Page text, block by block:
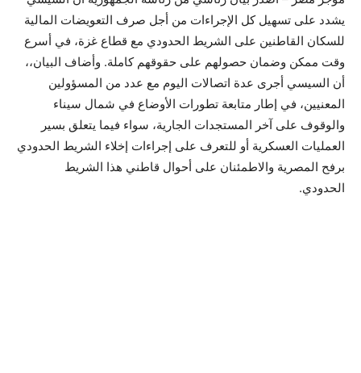
يشدد على تسهيل كل الإجراءات من أجل صرف التعويضات المالية
للسكان القاطنين على الشريط الحدودي مع قطاع غزة، في أسرع
وقت ممكن وضمان حصولهم على حقوقهم كاملة. وأضاف البيان،،
أن السيسي أجرى عدة اتصالات اليوم مع عدد من المسؤولين
المعنيين، في إطار متابعة تطورات الأوضاع في شمال سيناء
والوقوف على آخر المستجدات الجارية، سواء فيما يتعلق بسير
العمليات العسكرية أو للتعرف على إجراءات إخلاء الشريط الحدودي
برفح المصرية والاطمئنان على أحوال قاطني هذا الشريط
الحدودي.